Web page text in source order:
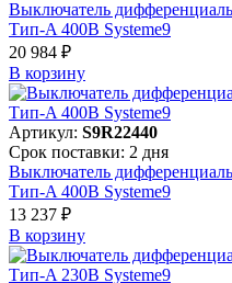
Выключатель
Тип-A 400В Systeme9
20 984 ₽
В корзинy
Артикул: S9R22440
Срок поставки: 2 дня
Выключатель
Тип-A 400В Systeme9
13 237 ₽
В корзинy